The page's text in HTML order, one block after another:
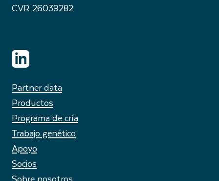
CVR 26039282
Partner data
Productos
Programa de cría
Trabajo genético
Apoyo
Socios